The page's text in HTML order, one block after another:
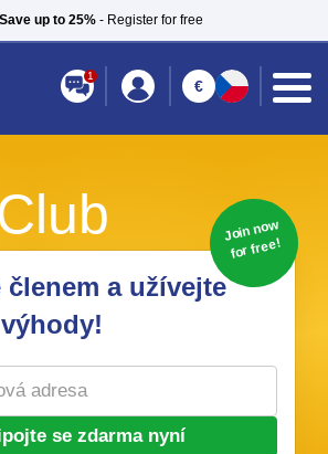
Save up to 25%- Register for free
1
€
Join no
w
for free!
členem a užívejte
se zdarma nyní